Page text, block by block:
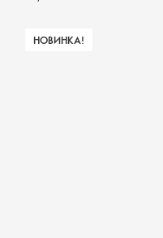
НОВИНКА!